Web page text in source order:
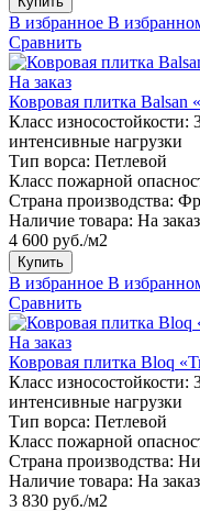
В избранное В
Сравнить
На заказ
Ковровая плитка Balsan
Класс износостойкости:
интенсивные нагрузки
Тип ворса: Петлевой
Класс пожарной
Страна производства:
Наличие товара: На заказ
4 600 руб./м2
Купить
В избранное В
Сравнить
На заказ
Ковровая плитка Bloq
Класс износостойкости:
интенсивные нагрузки
Тип ворса: Петлевой
Класс пожарной
Страна производства:
Наличие товара: На заказ
3 830 руб./м2